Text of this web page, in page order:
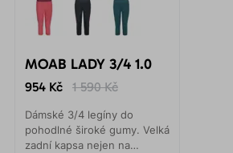
MOAB LADY 3/4 1.0
954 Kč 1 590 Kč
Dámské 3/4 legíny do
pohodlné široké gumy. Velká
zadní kapsa nejen na